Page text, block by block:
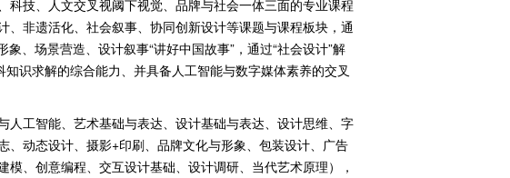
科技、人文交叉视阈下视觉、品牌与社会一体三面的专业课程
非遗活化、社会叙事、协同创新设计等课题与课程板块，通
、场景营造、设计叙事“讲好中国故事”，通过“社会设计”解
识求解的综合能力、并具备人工智能与数字媒体素养的交叉
人工智能、艺术基础与表达、设计基础与表达、设计思维、字
、动态设计、摄影+印刷、品牌文化与形象、包装设计、广告
、创意编程、交互设计基础、设计调研、当代艺术原理），